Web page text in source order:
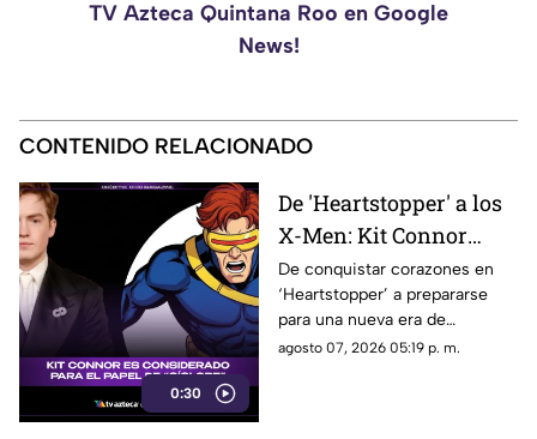
TV Azteca Quintana Roo en Google
News!
CONTENIDO RELACIONADO
0:30
De 'Heartstopper' a los
X-Men: Kit Connor
podría llegar al
universo Marvel como
Cíclope
De conquistar corazones en
‘Heartstopper’ a prepararse
para una nueva era de
superhéroes. Kit Connor
agosto 07, 2026 05:19 p. m.